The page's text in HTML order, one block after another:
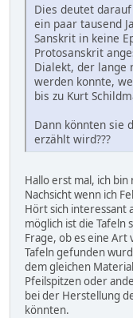
Dies deutet
ein paar tausend
Sanskrit in keine
Protosanskrit
Dialekt, der lange
werden konnte,
bis zu Kurt
Dann könnten sie
erzählt wird???
Hallo erst mal, ich
Nachsicht wenn ich
Hört sich interessant
möglich ist die Tafeln
Frage, ob es eine Art
Tafeln gefunden
dem gleichen
Pfeilspitzen oder
bei der Herstellung
könnten.